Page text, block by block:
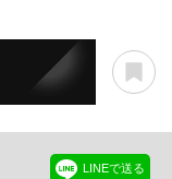
LINEで送る